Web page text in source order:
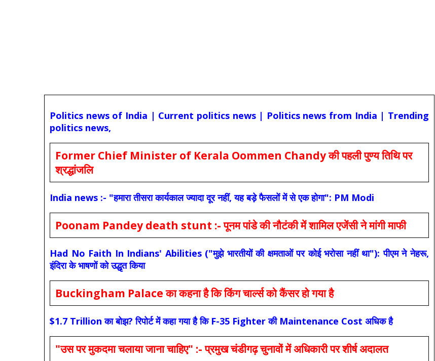
Politics news of India | Current politics news | Politics news from India | Trending
politics news,
Former Chief Minister of Kerala Oommen Chandy की पहली पुण्य तिथि पर
श्रद्धांजलि
India news :- "हमारा तीसरा कार्यकाल ज्यादा दूर नहीं, यह बड़े फैसलों में से एक होगा": PM Modi
Poonam Pandey death stunt :- पूनम पांडे की नौटंकी में शामिल एजेंसी ने मांगी माफी
Had No Faith In Indians' Abilities ("मुझे भारतीयों की क्षमताओं पर कोई भरोसा नहीं था"): पीएम ने नेहरू,
इंदिरा के भाषणों को उद्धृत किया
Buckingham Palace का कहना है कि किंग चार्ल्स को कैंसर हो गया है
$1.7 Trillion का बोझ? रिपोर्ट में कहा गया है कि F-35 Fighter की Maintenance Cost अधिक है
"उस पर मुकदमा चलाया जाना चाहिए" :- प्रमुख चंडीगढ़ चुनावों में अधिकारी पर शीर्ष अदालत